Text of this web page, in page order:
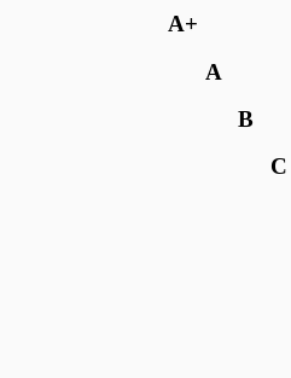
A+
A
B
C